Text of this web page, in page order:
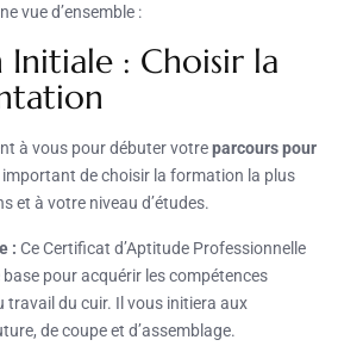
vue d’ensemble :
Initiale : Choisir la
à vous pour débuter votreparcours pour
important de choisir la formation la plus
et à votre niveau d’études.
: Ce Certificat d’Aptitude Professionnelle
pour acquérir les compétences
travail du cuir. Il vous initiera aux
de coupe et d’assemblage.